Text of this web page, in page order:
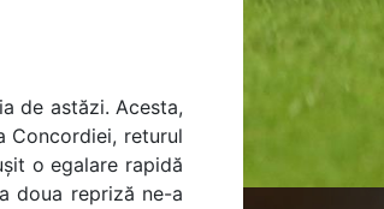
de astăzi. Acesta,
Concordiei, returul
o egalare rapidă
doua repriză ne-a